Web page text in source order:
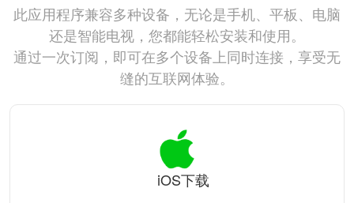
此应用程序兼容多种设备，无论是手机、平板、电脑
还是智能电视，您都能轻松安装和使用。
通过一次订阅，即可在多个设备上同时连接，享受无
缝的互联网体验。
iOS下载